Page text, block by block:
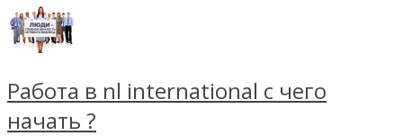
Работа в nl international с чего
начать ?